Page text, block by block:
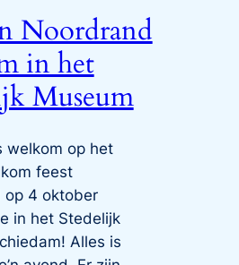
Noordrand
in het
Museum
welkom op het
feest
op 4 oktober
in het Stedelijk
Alles is